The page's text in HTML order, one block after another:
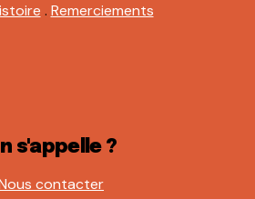
. Remerciements
s'appelle ?
contacter